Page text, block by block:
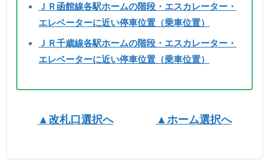
ＪＲ函館線各駅ホームの階段・エスカレーター・
エレベーターに近い停車位置（乗車位置）
ＪＲ千歳線各駅ホームの階段・エスカレーター・
エレベーターに近い停車位置（乗車位置）
▲改札口選択へ ▲ホーム選択へ